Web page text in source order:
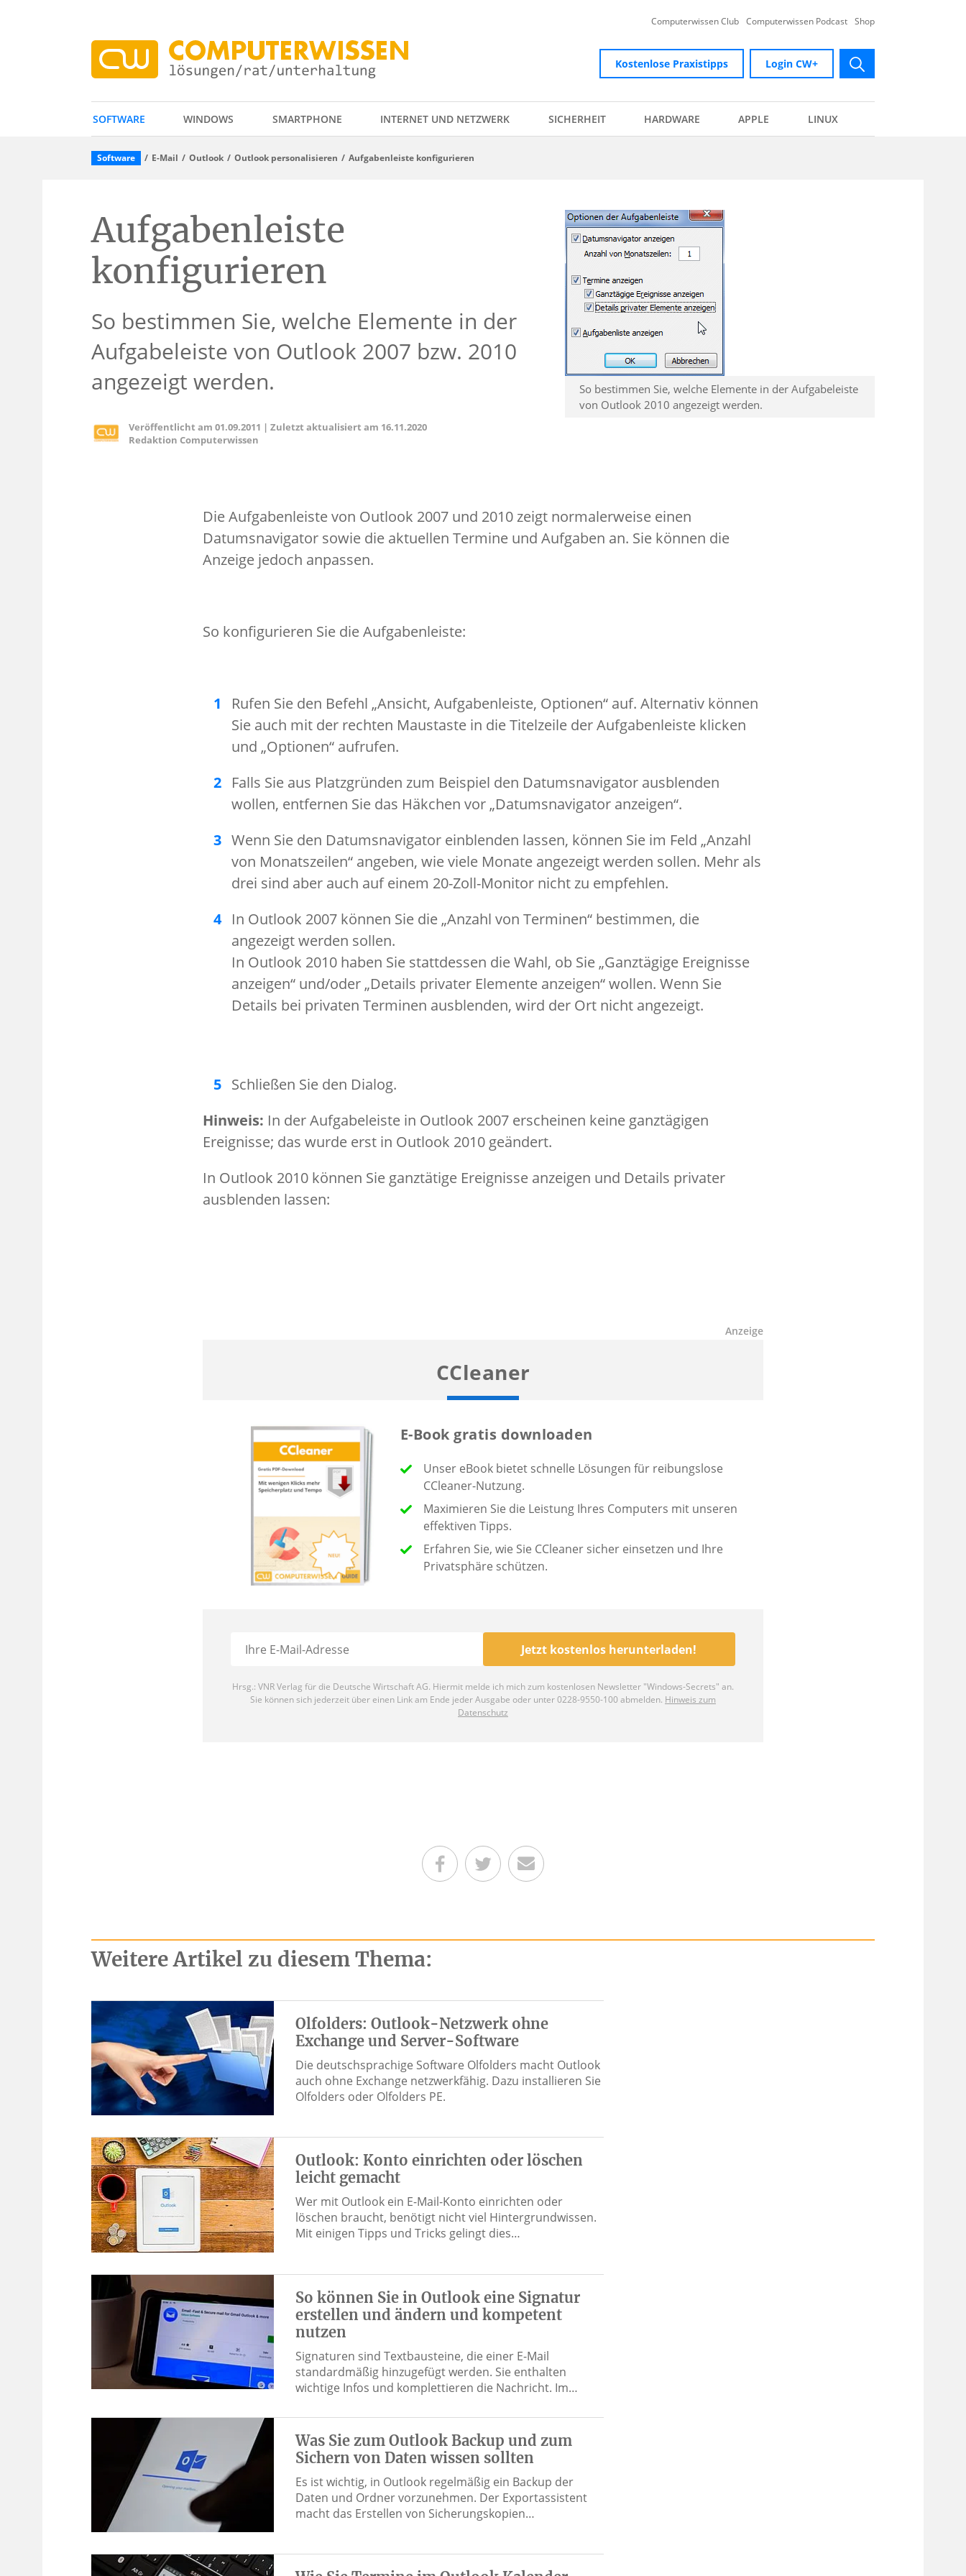
Computerwissen Club Computerwissen Podcast Shop
Kostenlose Praxistipps
Login CW+
submit
SOFTWARE WINDOWS SMARTPHONE INTERNET UND NETZWERK SICHERHEIT HARDWARE APPLE LINUX
Software E-Mail Outlook Outlook personalisieren Aufgabenleiste konfigurieren
So bestimmen Sie, welche Elemente in der Aufgabeleiste
von Outlook 2010 angezeigt werden.
Aufgabenleiste
konfigurieren
So bestimmen Sie, welche Elemente in der
Aufgabeleiste von Outlook 2007 bzw. 2010
angezeigt werden.
Veröffentlicht am 01.09.2011 | Zuletzt aktualisiert am 16.11.2020
Redaktion Computerwissen
Die Aufgabenleiste von Outlook 2007 und 2010 zeigt normalerweise einen
Datumsnavigator sowie die aktuellen Termine und Aufgaben an. Sie können die
Anzeige jedoch anpassen.
So konfigurieren Sie die Aufgabenleiste:
Rufen Sie den Befehl „Ansicht, Aufgabenleiste, Optionen“ auf. Alternativ können
Sie auch mit der rechten Maustaste in die Titelzeile der Aufgabenleiste klicken
und „Optionen“ aufrufen.
Falls Sie aus Platzgründen zum Beispiel den Datumsnavigator ausblenden
wollen, entfernen Sie das Häkchen vor „Datumsnavigator anzeigen“.
Wenn Sie den Datumsnavigator einblenden lassen, können Sie im Feld „Anzahl
von Monatszeilen“ angeben, wie viele Monate angezeigt werden sollen. Mehr als
drei sind aber auch auf einem 20-Zoll-Monitor nicht zu empfehlen.
In Outlook 2007 können Sie die „Anzahl von Terminen“ bestimmen, die
angezeigt werden sollen.
In Outlook 2010 haben Sie stattdessen die Wahl, ob Sie „Ganztägige Ereignisse
anzeigen“ und/oder „Details privater Elemente anzeigen“ wollen. Wenn Sie
Details bei privaten Terminen ausblenden, wird der Ort nicht angezeigt.
Schließen Sie den Dialog.
Hinweis: In der Aufgabeleiste in Outlook 2007 erscheinen keine ganztägigen
Ereignisse; das wurde erst in Outlook 2010 geändert.
In Outlook 2010 können Sie ganztätige Ereignisse anzeigen und Details privater
ausblenden lassen:
Teilen auf Facebook
Teilen auf Twitter
Per E-Mail senden
Weitere Artikel zu diesem Thema:
Olfolders: Outlook-Netzwerk ohne
Exchange und Server-Software
Die deutschsprachige Software Olfolders macht Outlook
auch ohne Exchange netzwerkfähig. Dazu installieren Sie
Olfolders oder Olfolders PE.
Outlook: Konto einrichten oder löschen
leicht gemacht
Wer mit Outlook ein E-Mail-Konto einrichten oder
löschen braucht, benötigt nicht viel Hintergrundwissen.
Mit einigen Tipps und Tricks gelingt dies…
So können Sie in Outlook eine Signatur
erstellen und ändern und kompetent
nutzen
Signaturen sind Textbausteine, die einer E-Mail
standardmäßig hinzugefügt werden. Sie enthalten
wichtige Infos und komplettieren die Nachricht. Im…
Was Sie zum Outlook Backup und zum
Sichern von Daten wissen sollten
Es ist wichtig, in Outlook regelmäßig ein Backup der
Daten und Ordner vorzunehmen. Der Exportassistent
macht das Erstellen von Sicherungskopien…